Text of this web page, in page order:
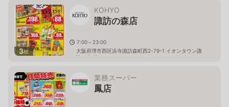
3枚
KOHYO
諏訪の森店
7:00～23:00
大阪府堺市西区浜寺諏訪森町西2-79-1 イオンタウン諏
訪の森1F
業務スーパー
鳳店